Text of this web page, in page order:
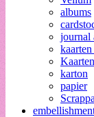
albums
journal
karton
papier